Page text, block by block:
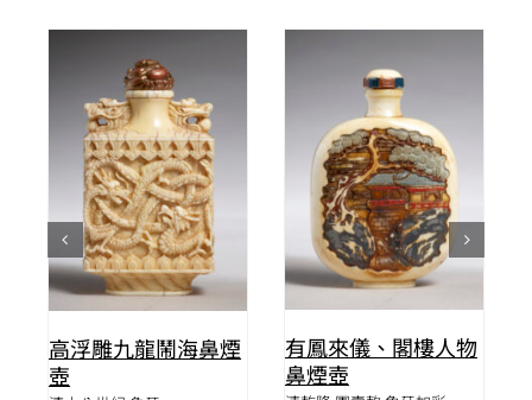
詳情
高浮雕九龍鬧海鼻煙
壺
詳情
有鳳來儀、閣樓人物
鼻煙壺